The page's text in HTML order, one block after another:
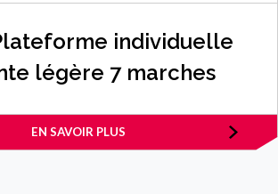
individuelle
légère 7 marches
EN SAVOIR PLUS